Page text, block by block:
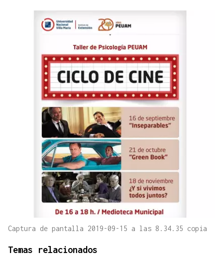
Captura de pantalla 2019-09-15 a las 8.34.35 copia
Temas relacionados